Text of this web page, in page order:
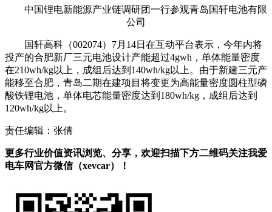
中国锂电新能源产业链调研团一行参观青岛国轩电池有限
公司
国轩高科（002074）7月14日在互动平台表示，今年内将
投产的合肥新厂三元电池设计产能超过4gwh，单体能量密度
在210wh/kg以上，成组后达到140wh/kg以上。由于新建三元产
能移至合肥，青岛二期在建项目将变更为高能量密度圆柱型磷
酸铁锂电池，单体电芯能量密度达到180wh/kg，成组后达到
120wh/kg以上。
责任编辑：张倩
更多行业价值资讯浏览、分享，欢迎扫描下方二维码关注我爱
电车网官方微信（xevcar）！